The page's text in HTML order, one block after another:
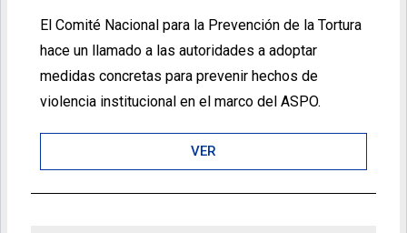
El Comité Nacional para la Prevención de la Tortura
hace un llamado a las autoridades a adoptar
medidas concretas para prevenir hechos de
violencia institucional en el marco del ASPO.
VER